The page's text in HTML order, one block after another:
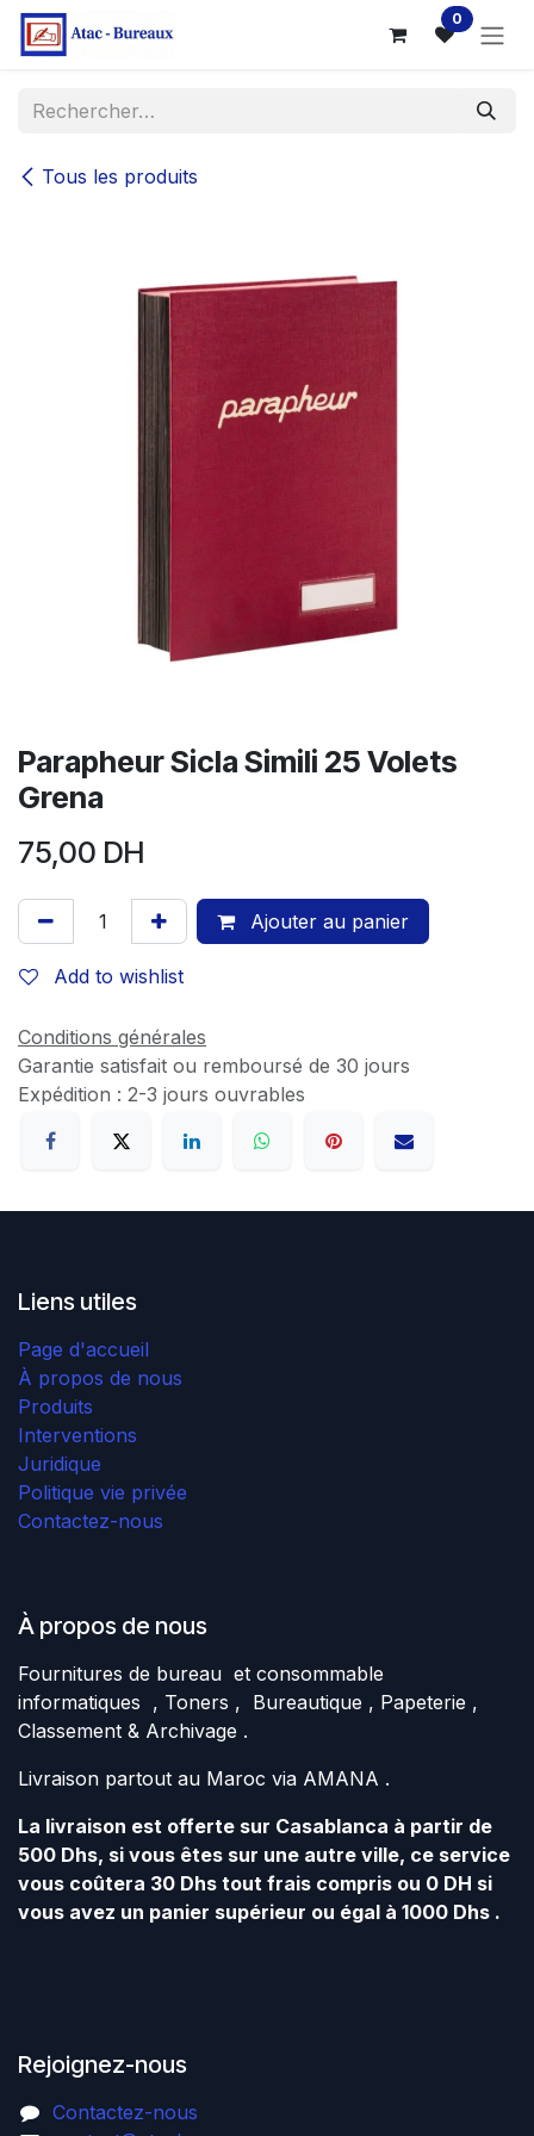
Se rendre au contenu 0
Tous les produits
Parapheur Sicla Simili 25 Volets
Grena
75,00 DH
Ajouter au panier
Add to wishlist
Conditions générales
Garantie satisfait ou remboursé de 30 jours
Expédition : 2-3 jours ouvrables
Liens utiles
Page d'accueil
À propos de nous
Produits
Interventions
Juridique
Politique vie privée
Contactez-nous
À propos de nous
Fournitures de bureau et consommable
informatiques , Toners , Bureautique , Papeterie ,
Classement & Archivage .
Livraison partout au Maroc via AMANA .
La livraison est offerte sur Casablanca à partir de
500 Dhs, si vous êtes sur une autre ville, ce service
vous coûtera 30 Dhs tout frais compris ou 0 DH si
vous avez un panier supérieur ou égal à 1000 Dhs .
Rejoignez-nous
Contactez-nous